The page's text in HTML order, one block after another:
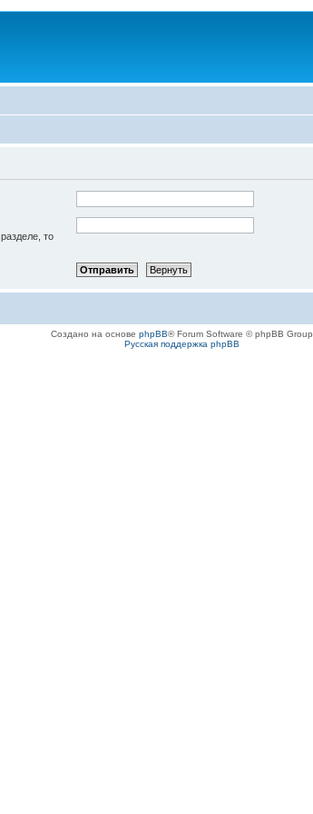
то
Создано на основе phpBB® Forum Software © phpBB Group
Русская поддержка phpBB